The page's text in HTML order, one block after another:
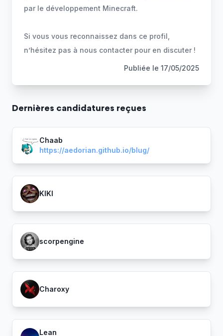
par le développement Minecraft.
Si vous vous reconnaissez dans ce profil,
n’hésitez pas à nous contacter pour en discuter !
Publiée le 17/05/2025
Dernières candidatures reçues
Chaab
https://aedorian.github.io/blug/
KIKI
scorpengine
Charoxy
Lean